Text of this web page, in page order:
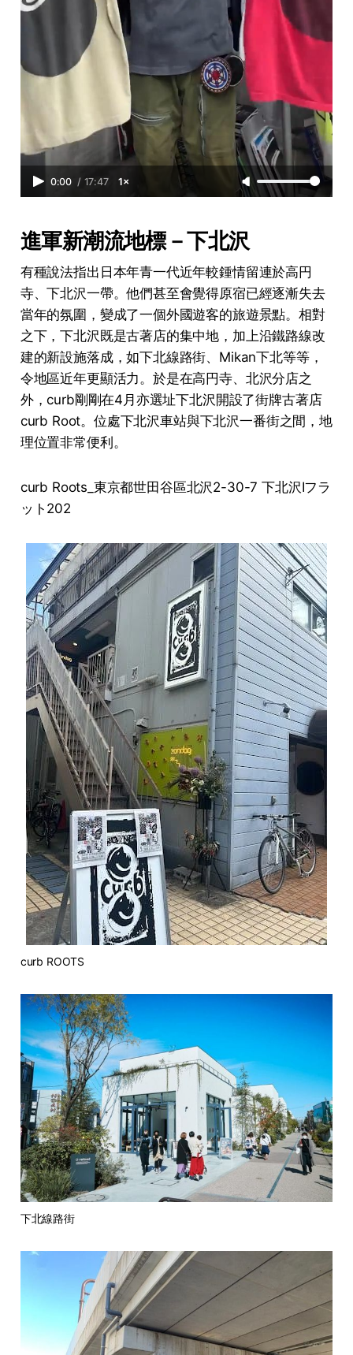
0:00 / 17:47 1×
進軍新潮流地標－下北沢
有種說法指出日本年青一代近年較鍾情留連於高円
寺、下北沢一帶。他們甚至會覺得原宿已經逐漸失去
當年的氛圍，變成了一個外國遊客的旅遊景點。相對
之下，下北沢既是古著店的集中地，加上沿鐵路線改
建的新設施落成，如下北線路街、Mikan下北等等，
令地區近年更顯活力。於是在高円寺、北沢分店之
外，curb剛剛在4月亦選址下北沢開設了街牌古著店
curb Root。位處下北沢車站與下北沢一番街之間，地
理位置非常便利。
curb Roots_東京都世田谷區北沢2-30-7 下北沢Iフラ
ット202
curb ROOTS
下北線路街